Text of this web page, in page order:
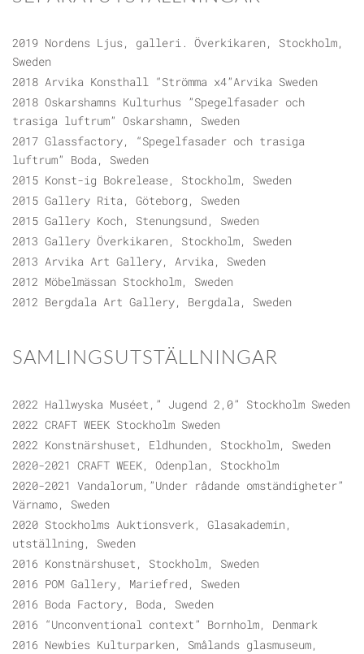
2019 Nordens Ljus, galleri. Överkikaren, Stockholm,
Sweden
2018 Arvika Konsthall “Strömma x4”Arvika Sweden
2018 Oskarshamns Kulturhus ”Spegelfasader och
trasiga luftrum” Oskarshamn, Sweden
2017 Glassfactory, “Spegelfasader och trasiga
luftrum” Boda, Sweden
2015 Konst-ig Bokrelease, Stockholm, Sweden
2015 Gallery Rita, Göteborg, Sweden
2015 Gallery Koch, Stenungsund, Sweden
2013 Gallery Överkikaren, Stockholm, Sweden
2013 Arvika Art Gallery, Arvika, Sweden
2012 Möbelmässan Stockholm, Sweden
2012 Bergdala Art Gallery, Bergdala, Sweden
SAMLINGSUTSTÄLLNINGAR
2022 Hallwyska Muséet,” Jugend 2,0” Stockholm Sweden
2022 CRAFT WEEK Stockholm Sweden
2022 Konstnärshuset, Eldhunden, Stockholm, Sweden
2020-2021 CRAFT WEEK, Odenplan, Stockholm
2020-2021 Vandalorum,”Under rådande omständigheter”
Värnamo, Sweden
2020 Stockholms Auktionsverk, Glasakademin,
utställning, Sweden
2016 Konstnärshuset, Stockholm, Sweden
2016 POM Gallery, Mariefred, Sweden
2016 Boda Factory, Boda, Sweden
2016 “Unconventional context” Bornholm, Denmark
2016 Newbies Kulturparken, Smålands glasmuseum,